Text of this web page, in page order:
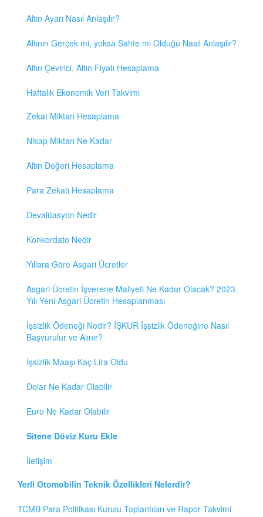
Altın Ayarı Nasıl Anlaşılır?
Altının Gerçek mi, yoksa Sahte mi Olduğu Nasıl Anlaşılır?
Altın Çevirici, Altın Fiyatı Hesaplama
Haftalık Ekonomik Veri Takvimi
Zekat Miktarı Hesaplama
Nisap Miktarı Ne Kadar
Altın Değeri Hesaplama
Para Zekatı Hesaplama
Devalüasyon Nedir
Konkordato Nedir
Yıllara Göre Asgari Ücretler
Asgari Ücretin İşverene Maliyeti Ne Kadar Olacak? 2023
Yılı Yeni Asgari Ücretin Hesaplanması
İşsizlik Ödeneği Nedir? İŞKUR İşsizlik Ödeneğine Nasıl
Başvurulur ve Alınır?
İşsizlik Maaşı Kaç Lira Oldu
Dolar Ne Kadar Olabilir
Euro Ne Kadar Olabilir
Sitene Döviz Kuru Ekle
İletişim
Yerli Otomobilin Teknik Özellikleri Nelerdir?
TCMB Para Politikası Kurulu Toplantıları ve Rapor Takvimi